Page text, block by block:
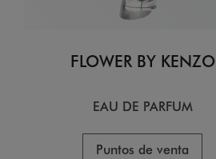
FLOWER BY KENZO
EAU DE PARFUM
Puntos de venta